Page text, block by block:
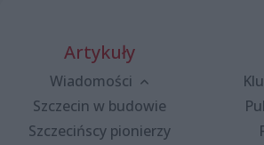
Artykuły
Wiadomości
Szczecin w budowie
Szczecińscy pionierzy